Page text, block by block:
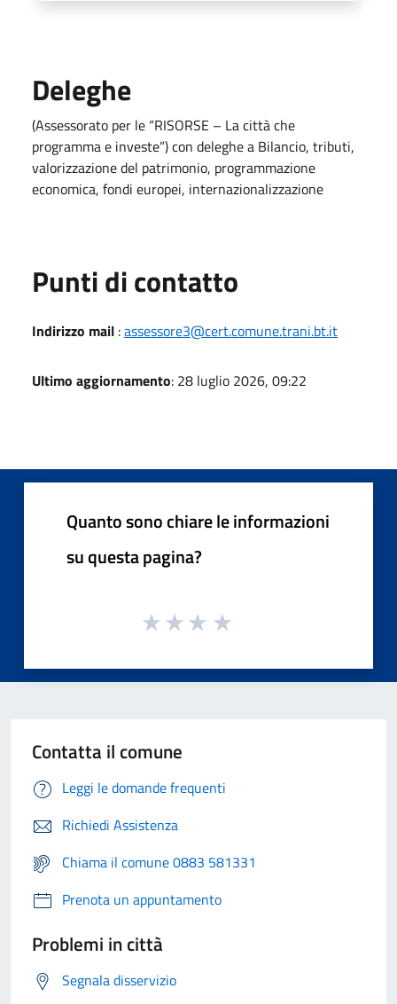
Deleghe
(Assessorato per le “RISORSE – La città che
programma e investe”) con deleghe a Bilancio, tributi,
valorizzazione del patrimonio, programmazione
economica, fondi europei, internazionalizzazione
Punti di contatto
Indirizzo mail :assessore3@cert.comune.trani.bt.it
Ultimo aggiornamento: 28 luglio 2026, 09:22
Quanto sono chiare le informazioni
su questa pagina?
Contatta il comune
Leggi le domande frequenti
Richiedi Assistenza
Chiama il comune 0883 581331
Prenota un appuntamento
Problemi in città
Segnala disservizio